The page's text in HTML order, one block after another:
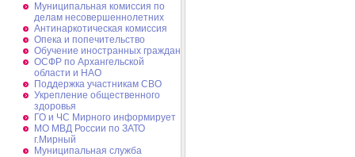
Муниципальная комиссия по
делам несовершеннолетних
Антинаркотическая комиссия
Опека и попечительство
Обучение иностранных граждан
ОСФР по Архангельской
области и НАО
Поддержка участникам СВО
Укрепление общественного
здоровья
ГО и ЧС Мирного информирует
МО МВД России по ЗАТО
г.Мирный
Муниципальная cлужба